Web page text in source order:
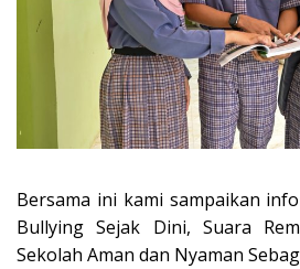
Bersama ini kami sampaikan
Bullying Sejak Dini, Suara
Sekolah Aman dan Nyaman